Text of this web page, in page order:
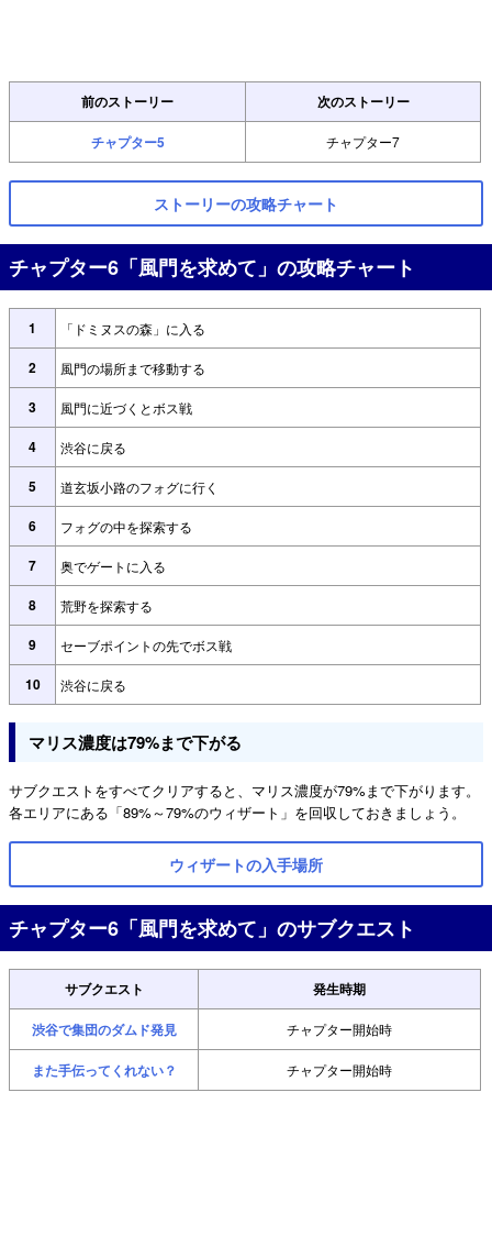
前のストーリー 次のストーリー
チャプター5 チャプター7
ストーリーの攻略チャート
チャプター6「風門を求めて」の攻略チャート
1 「ドミヌスの森」に入る
2 風門の場所まで移動する
3 風門に近づくとボス戦
4 渋谷に戻る
5 道玄坂小路のフォグに行く
6 フォグの中を探索する
7 奥でゲートに入る
8 荒野を探索する
9 セーブポイントの先でボス戦
10 渋谷に戻る
マリス濃度は79%まで下がる
サブクエストをすべてクリアすると、マリス濃度が79%まで下がります。
各エリアにある「89%～79%のウィザート」を回収しておきましょう。
ウィザートの入手場所
チャプター6「風門を求めて」のサブクエスト
サブクエスト 発生時期
渋谷で集団のダムド発見 チャプター開始時
また手伝ってくれない？ チャプター開始時